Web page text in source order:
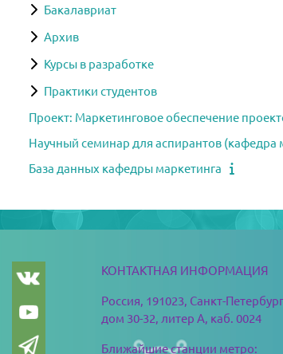
Бакалавриат
Архив
Курсы в разработке
Практики студентов
Проект: Маркетинговое обеспечение
Научный семинар для аспирантов (кафедра
База данных кафедры маркетинга
ブロック
КОНТАКТНАЯ ИНФОРМАЦИЯ
Россия, 191023, Санкт-
дом 30-32, литер А, каб. 0024
Ближайшие станции метро: